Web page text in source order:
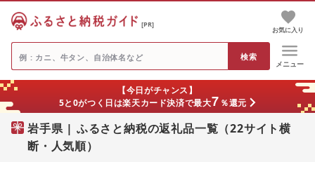
[PR]
お気に入り
メニュー
【今日がチャンス】
5と0がつく日は楽天カード決済で最大7 ％還元
岩手県 | ふるさと納税の返礼品一覧（22サイト横
断・人気順）